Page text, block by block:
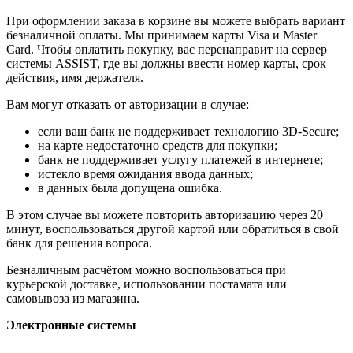
При оформлении заказа в корзине вы можете выбрать вариант
безналичной оплаты. Мы принимаем карты Visa и Master
Card. Чтобы оплатить покупку, вас перенаправит на сервер
системы ASSIST, где вы должны ввести номер карты, срок
действия, имя держателя.
Вам могут отказать от авторизации в случае:
если ваш банк не поддерживает технологию 3D-Secure;
на карте недостаточно средств для покупки;
банк не поддерживает услугу платежей в интернете;
истекло время ожидания ввода данных;
в данных была допущена ошибка.
В этом случае вы можете повторить авторизацию через 20
минут, воспользоваться другой картой или обратиться в свой
банк для решения вопроса.
Безналичным расчётом можно воспользоваться при
курьерской доставке, использовании постамата или
самовывоза из магазина.
Электронные системы